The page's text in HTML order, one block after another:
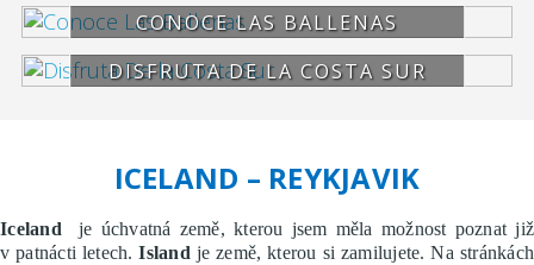
CONOCE LAS BALLENAS
DISFRUTA DE LA COSTA SUR
ICELAND – REYKJAVIK
Iceland je úchvatná země, kterou jsem měla možnost poznat již
v patnácti letech.Island je země, kterou si zamilujete. Na stránkách